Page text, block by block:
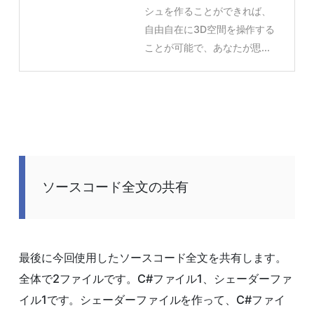
シュを作ることができれば、
自由自在に3D空間を操作する
ことが可能で、あなたが思...
ソースコード全文の共有
最後に今回使用したソースコード全文を共有します。
全体で2ファイルです。C#ファイル1、シェーダーファ
イル1です。シェーダーファイルを作って、C#ファイ